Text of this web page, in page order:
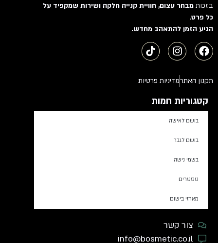
בזכותמבחר עצום, חוויית קנייה חלקה ושירות שמקפיד על
כל פרט.
הגיע הזמן להתאהב מחדש.
תקנון האתרמדיניות פרטיות
קטגוריות חמות
בושם לאישה
בושם לגבר
בשמי נישה
טסטרים
מארזי בישום
צור קשר
info@bosmetic.co.il